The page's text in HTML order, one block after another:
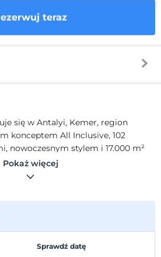
teraz
się w Antalyi, Kemer, region
konceptem All Inclusive, 102
nowoczesnym stylem i 17.000 m²
wodach Morza Śródziemnego,
piękno połączone z zieloną
z wyjątkowymi piaszczystymi
na świeżym powietrzu
naszym celem jest
Pokaż więcej
Sprawdź datę